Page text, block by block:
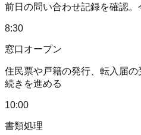
前日の問い合わせ記録を確認
8:30
窓口オープン
住民票や戸籍の発行、転入届
続きを進める
10:00
書類処理